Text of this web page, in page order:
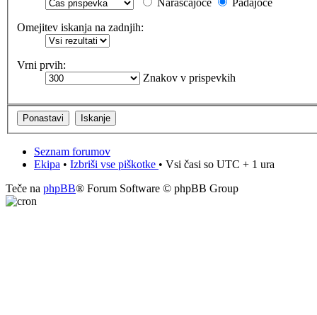
Naraščajoče
Padajoče
Omejitev iskanja na zadnjih:
Vrni prvih:
Znakov v prispevkih
Seznam forumov
Ekipa • Izbriši vse piškotke • Vsi časi so UTC + 1 ura
Teče na phpBB® Forum Software © phpBB Group